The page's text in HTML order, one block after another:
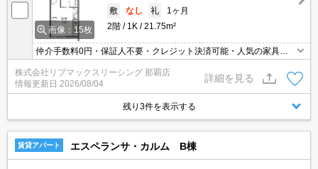
画像：15枚
敷
なし 礼
1ヶ月
2階
1K 21.75m²
仲介手数料0円・保証人不要・クレジット決済可能・人気の家具家
電付き物件です(^^)/
株式会社リブマックスリーシング 那覇店
情報更新日 2026/08/04
詳細を見る
残り3件を表示する
賃貸アパート エスペランサ・カルム B棟